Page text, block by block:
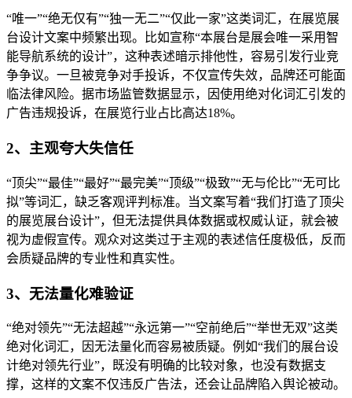
“唯一”“绝无仅有”“独一无二”“仅此一家”这类词汇，在展览展
台设计文案中频繁出现。比如宣称“本展台是展会唯一采用智
能导航系统的设计”，这种表述暗示排他性，容易引发行业竞
争争议。一旦被竞争对手投诉，不仅宣传失效，品牌还可能面
临法律风险。据市场监管数据显示，因使用绝对化词汇引发的
广告违规投诉，在展览行业占比高达18%。
2、主观夸大失信任
“顶尖”“最佳”“最好”“最完美”“顶级”“极致”“无与伦比”“无可比
拟”等词汇，缺乏客观评判标准。当文案写着“我们打造了顶尖
的展览展台设计”，但无法提供具体数据或权威认证，就会被
视为虚假宣传。观众对这类过于主观的表述信任度极低，反而
会质疑品牌的专业性和真实性。
3、无法量化难验证
“绝对领先”“无法超越”“永远第一”“空前绝后”“举世无双”这类
绝对化词汇，因无法量化而容易被质疑。例如“我们的展台设
计绝对领先行业”，既没有明确的比较对象，也没有数据支
撑，这样的文案不仅违反广告法，还会让品牌陷入舆论被动。